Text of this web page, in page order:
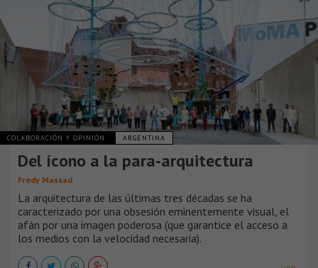
COLABORACIÓN Y OPINIÓN ARGENTINA
Del ícono a la para-arquitectura
Fredy Massad
La arquitectura de las últimas tres décadas se ha
caracterizado por una obsesión eminentemente visual, el
afán por una imagen poderosa (que garantice el acceso a
los medios con la velocidad necesaria).